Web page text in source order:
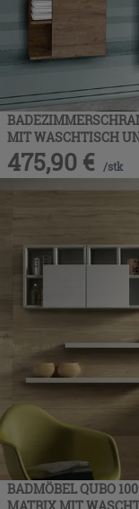
MIT WASCHTISCH
475,90 € /stk
BADMÖBEL QUBO